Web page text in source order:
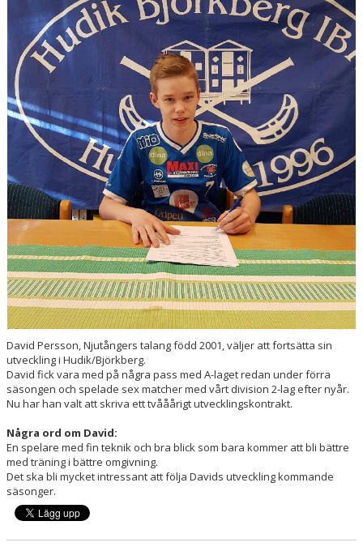
DOKUMENT
KONTAKT
WEBBSÄNDNINGAR
David Persson, Njutångers talang född 2001, väljer att fortsätta sin
utveckling i Hudik/Björkberg.
David fick vara med på några pass med A-laget redan under förra
säsongen och spelade sex matcher med vårt division 2-lag efter nyår.
Nu har han valt att skriva ett tvååårigt utvecklingskontrakt.
Några ord om David:
En spelare med fin teknik och bra blick som bara kommer att bli bättre
med träning i bättre omgivning.
Det ska bli mycket intressant att följa Davids utveckling kommande
säsonger.